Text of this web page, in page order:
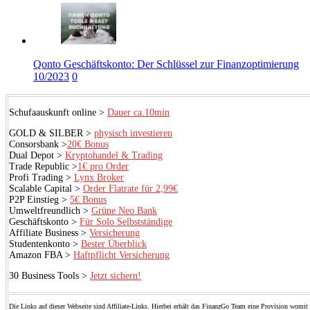
Qonto Geschäftskonto: Der Schlüssel zur Finanzoptimierung
10/2023 0
Schufaauskunft online > Dauer ca.10min
GOLD & SILBER > physisch investieren
Consorsbank >20€ Bonus
Dual Depot > Kryptohandel & Trading
Trade Republic >1€ pro Order
Profi Trading > Lynx Broker
Scalable Capital > Order Flatrate für 2,99€
P2P Einstieg > 5€ Bonus
Umweltfreundlich > Grüne Neo Bank
Geschäftskonto > Für Solo Selbstständige
Affiliate Business > Versicherung
Studentenkonto > Bester Überblick
Amazon FBA > Haftpflicht Versicherung
30 Business Tools > Jetzt sichern!
Die Links auf dieser Webseite sind Affiliate-Links. Hierbei erhält das FinanzGo Team eine Provision